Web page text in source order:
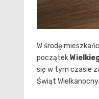
W środę
początek
się w tym czasie
Świąt